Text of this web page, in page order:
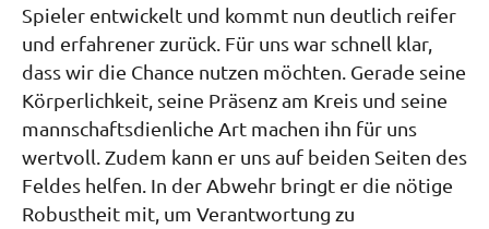
Spieler entwickelt und kommt nun deutlich reifer
und erfahrener zurück. Für uns war schnell klar,
dass wir die Chance nutzen möchten. Gerade seine
Körperlichkeit, seine Präsenz am Kreis und seine
mannschaftsdienliche Art machen ihn für uns
wertvoll. Zudem kann er uns auf beiden Seiten des
Feldes helfen. In der Abwehr bringt er die nötige
Robustheit mit, um Verantwortung zu